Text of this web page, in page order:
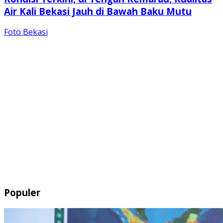
Air Kali Bekasi Jauh di Bawah Baku Mutu
Foto Bekasi
Populer